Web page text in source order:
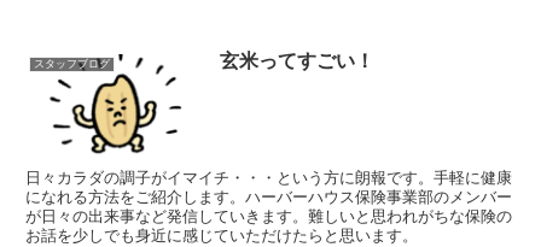
スタッフブログ 玄米ってすごい！
日々カラダの調子がイマイチ・・・という方に朗報です。手軽に健康
になれる方法をご紹介します。ハーバーハウス保険事業部のメンバー
が日々の出来事など発信していきます。難しいと思われがちな保険の
お話を少しでも身近に感じていただけたらと思います。